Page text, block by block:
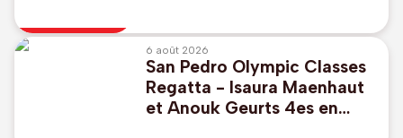
6 août 2026
San Pedro Olympic Classes
Regatta - Isaura Maenhaut
et Anouk Geurts 4es en